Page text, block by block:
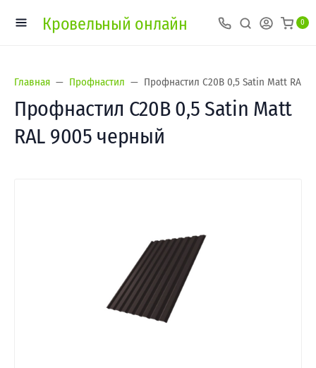
Кровельный онлайн 0
Главная Профнастил Профнастил С20В 0,5 Satin Мatt RAL
Профнастил С20В 0,5 Satin Мatt
RAL 9005 черный